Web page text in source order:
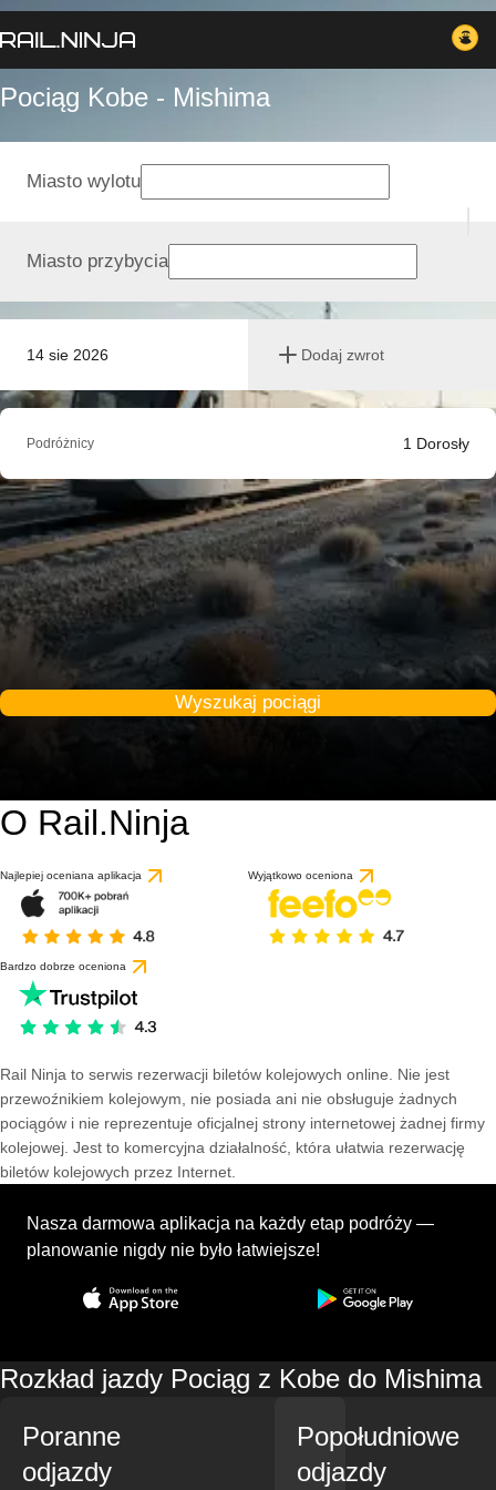
Pociąg Kobe - Mishima
14 sie 2026 Dodaj zwrot
Miasto wylotu
Miasto przybycia
Podróżnicy 1 Dorosły
Wyszukaj pociągi
O Rail.Ninja
Najlepiej oceniana aplikacja Wyjątkowo oceniona
Bardzo dobrze oceniona
Rail Ninja to serwis rezerwacji biletów kolejowych online. Nie jest
przewoźnikiem kolejowym, nie posiada ani nie obsługuje żadnych
pociągów i nie reprezentuje oficjalnej strony internetowej żadnej firmy
kolejowej. Jest to komercyjna działalność, która ułatwia rezerwację
biletów kolejowych przez Internet.
Nasza darmowa aplikacja na każdy etap podróży —
planowanie nigdy nie było łatwiejsze!
Rozkład jazdy Pociąg z Kobe do Mishima
Poranne
odjazdy
Popołudniowe
odjazdy